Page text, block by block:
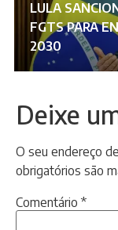
LULA
FGTS PARA
2030
Deixe
O seu endereço
obrigatórios são
Comentário *